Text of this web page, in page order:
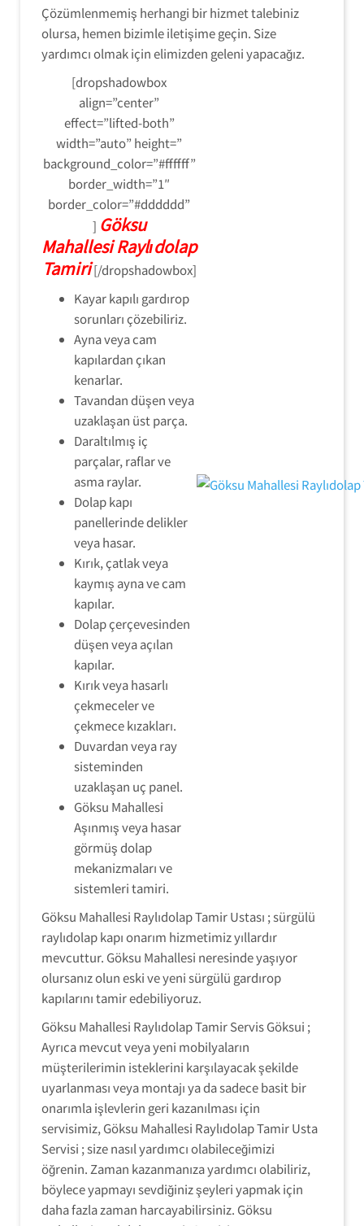
Çözümlenmemiş herhangi bir hizmet talebiniz
olursa, hemen bizimle iletişime geçin. Size
yardımcı olmak için elimizden geleni yapacağız.
[dropshadowbox
align=”center”
effect=”lifted-both”
width=”auto” height=”
background_color=”#ffffff”
border_width=”1″
border_color=”#dddddd”
] Göksu
Mahallesi Raylıdolap
Tamiri [/dropshadowbox]
Kayar kapılı gardırop
sorunları çözebiliriz.
Ayna veya cam
kapılardan çıkan
kenarlar.
Tavandan düşen veya
uzaklaşan üst parça.
Daraltılmış iç
parçalar, raflar ve
asma raylar.
Dolap kapı
panellerinde delikler
veya hasar.
Kırık, çatlak veya
kaymış ayna ve cam
kapılar.
Dolap çerçevesinden
düşen veya açılan
kapılar.
Kırık veya hasarlı
çekmeceler ve
çekmece kızakları.
Duvardan veya ray
sisteminden
uzaklaşan uç panel.
Göksu Mahallesi
Aşınmış veya hasar
görmüş dolap
mekanizmaları ve
sistemleri tamiri.
Göksu Mahallesi Raylıdolap Tamir Ustası ; sürgülü
raylıdolap kapı onarım hizmetimiz yıllardır
mevcuttur. Göksu Mahallesi neresinde yaşıyor
olursanız olun eski ve yeni sürgülü gardırop
kapılarını tamir edebiliyoruz.
Göksu Mahallesi Raylıdolap Tamir Servis Göksui ;
Ayrıca mevcut veya yeni mobilyaların
müşterilerimin isteklerini karşılayacak şekilde
uyarlanması veya montajı ya da sadece basit bir
onarımla işlevlerin geri kazanılması için
servisimiz, Göksu Mahallesi Raylıdolap Tamir Usta
Servisi ; size nasıl yardımcı olabileceğimizi
öğrenin. Zaman kazanmanıza yardımcı olabiliriz,
böylece yapmayı sevdiğiniz şeyleri yapmak için
daha fazla zaman harcayabilirsiniz. Göksu